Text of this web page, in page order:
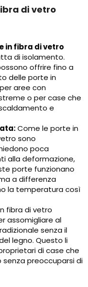
di vetro
in fibra di vetro
di isolamento.
offrire fino a
delle porte in
aree con
o per case che
e
Come le porte in
sono
poca
alla deformazione,
porte funzionano
a differenza
la temperatura così
fibra di vetro
assomigliare al
senza il
legno. Questo li
di case che
senza preoccuparsi di